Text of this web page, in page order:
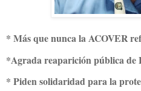
* Más que nunca la ACOVER
*Agrada reaparición pública de
* Piden solidaridad para la